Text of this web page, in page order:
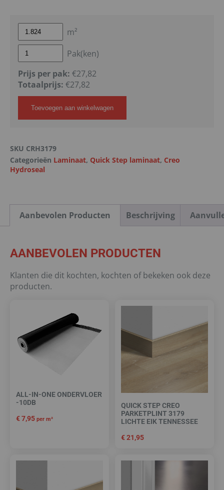
m²
Pak(ken)
Prijs per pak: €27,82
Totaalprijs: €27,82
Toevoegen aan winkelwagen
SKU CRH3179
Categorieën Laminaat, Quick Step laminaat, Creo
Hydroseal
Aanbevolen Producten Beschrijving
AANBEVOLEN PRODUCTEN
Klanten die dit kochten, kochten of bekeken ook deze
producten.
ALL-IN-ONE ONDERVLOER
-10DB
€7,95 per m²
QUICK STEP CREO
PARKETPLINT 3179
LICHTE EIK TENNESSEE
€21,95